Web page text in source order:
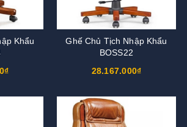
Khẩu
Ghế Chủ Tịch Nhập Khẩu
BOSS22
28.167.000₫